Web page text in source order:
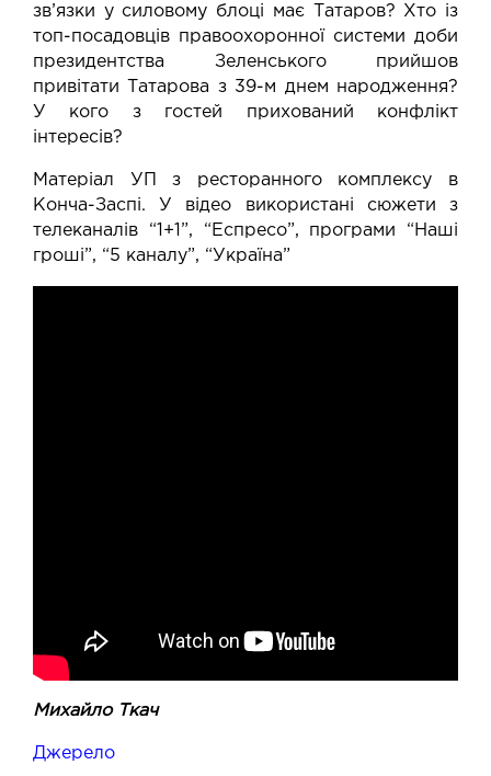
зв’язки у силовому блоці має Татаров? Хто із
топ-посадовців правоохоронної системи доби
президентства Зеленського прийшов
привітати Татарова з 39-м днем народження?
У кого з гостей прихований конфлікт
інтересів?
Матеріал УП з ресторанного комплексу в
Конча-Заспі. У відео використані сюжети з
телеканалів “1+1”, “Еспресо”, програми “Наші
гроші”, “5 каналу”, “Україна”
Михайло Ткач
Джерело